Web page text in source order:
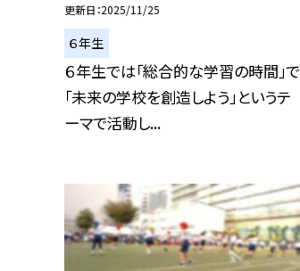
更新日 2025/11/25
６年生
６年生では「総合的な学習の時間」で
「未来の学校を創造しよう」というテ
ーマで活動し...